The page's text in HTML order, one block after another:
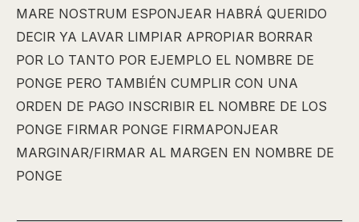
MARE NOSTRUM ESPONJEAR HABRÁ QUERIDO
DECIR YA LAVAR LIMPIAR APROPIAR BORRAR
POR LO TANTO POR EJEMPLO EL NOMBRE DE
PONGE PERO TAMBIÉN CUMPLIR CON UNA
ORDEN DE PAGO INSCRIBIR EL NOMBRE DE LOS
PONGE FIRMAR PONGE FIRMAPONJEAR
MARGINAR/FIRMAR AL MARGEN EN NOMBRE DE
PONGE